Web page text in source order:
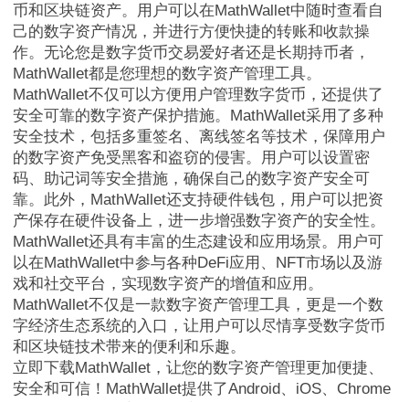
MathWallet跨链
币和区块链资产。用户可以在MathWallet中随时查看自
己的数字资产情况，并进行方便快捷的转账和收款操
作。无论您是数字货币交易爱好者还是长期持币者，
MathWallet都是您理想的数字资产管理工具。
MathWallet不仅可以方便用户管理数字货币，还提供了
安全可靠的数字资产保护措施。MathWallet采用了多种
安全技术，包括多重签名、离线签名等技术，保障用户
的数字资产免受黑客和盗窃的侵害。用户可以设置密
码、助记词等安全措施，确保自己的数字资产安全可
靠。此外，MathWallet还支持硬件钱包，用户可以把资
产保存在硬件设备上，进一步增强数字资产的安全性。
MathWallet还具有丰富的生态建设和应用场景。用户可
以在MathWallet中参与各种DeFi应用、NFT市场以及游
戏和社交平台，实现数字资产的增值和应用。
MathWallet不仅是一款数字资产管理工具，更是一个数
字经济生态系统的入口，让用户可以尽情享受数字货币
和区块链技术带来的便利和乐趣。
立即下载MathWallet，让您的数字资产管理更加便捷、
安全和可信！MathWallet提供了Android、iOS、Chrome